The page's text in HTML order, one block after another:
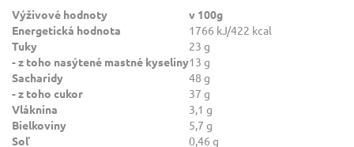
Výživové hodnoty
v 100g
Energetická hodnota
1766 kJ/422 kcal
Tuky
23 g
- z toho nasýtené mastné kyseliny13 g
Sacharidy
48 g
- z toho cukor
37 g
Vláknina
3,1 g
Bielkoviny
5,7 g
Soľ
0,46 g